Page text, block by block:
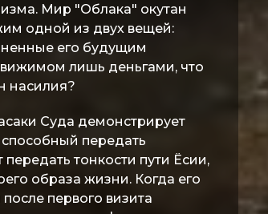
Мир "Облака" окутан
одной из двух вещей:
его будущим
лишь деньгами, что
насилия?
Суда демонстрирует
передать
тонкости пути Ёсии,
образа жизни. Когда его
первого визита